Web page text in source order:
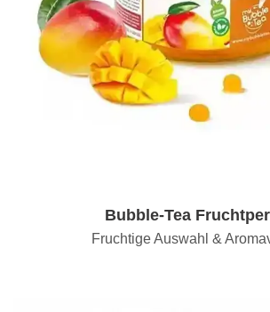
Bubble-Tea
Fruchtige Auswahl &